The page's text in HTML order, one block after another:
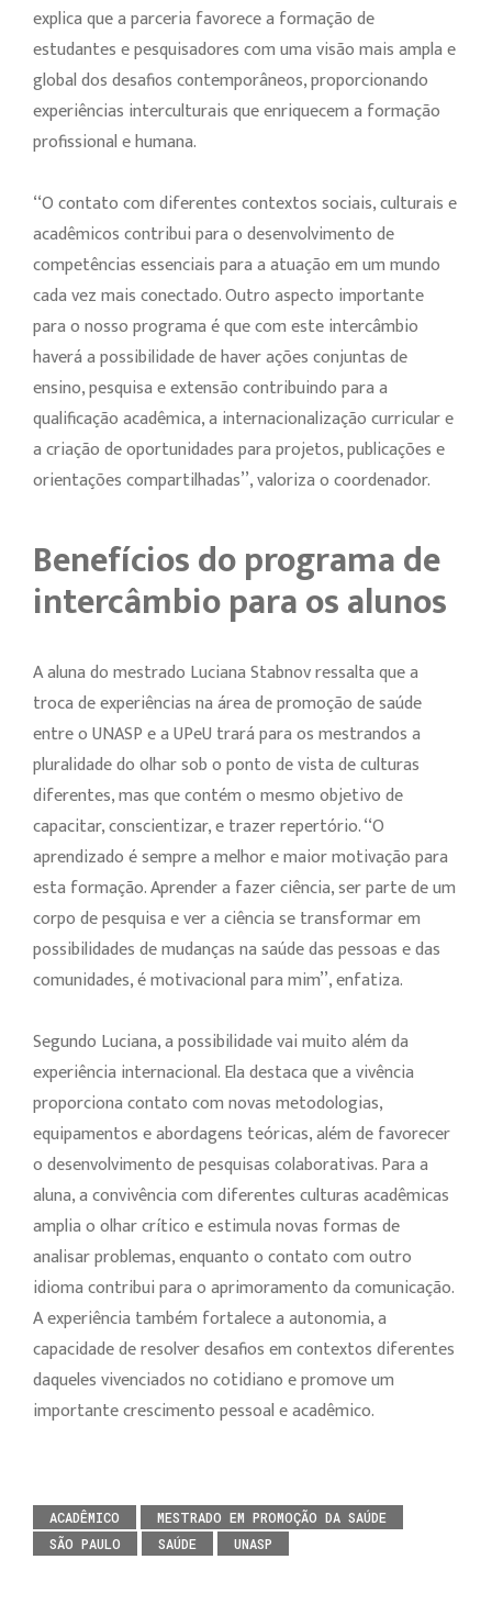
explica que a parceria favorece a formação de
estudantes e pesquisadores com uma visão mais ampla e
global dos desafios contemporâneos, proporcionando
experiências interculturais que enriquecem a formação
profissional e humana.
‘‘O contato com diferentes contextos sociais, culturais e
acadêmicos contribui para o desenvolvimento de
competências essenciais para a atuação em um mundo
cada vez mais conectado. Outro aspecto importante
para o nosso programa é que com este intercâmbio
haverá a possibilidade de haver ações conjuntas de
ensino, pesquisa e extensão contribuindo para a
qualificação acadêmica, a internacionalização curricular e
a criação de oportunidades para projetos, publicações e
orientações compartilhadas’’, valoriza o coordenador.
Benefícios do programa de
intercâmbio para os alunos
A aluna do mestrado Luciana Stabnov ressalta que a
troca de experiências na área de promoção de saúde
entre o UNASP e a UPeU trará para os mestrandos a
pluralidade do olhar sob o ponto de vista de culturas
diferentes, mas que contém o mesmo objetivo de
capacitar, conscientizar, e trazer repertório. ‘‘O
aprendizado é sempre a melhor e maior motivação para
esta formação. Aprender a fazer ciência, ser parte de um
corpo de pesquisa e ver a ciência se transformar em
possibilidades de mudanças na saúde das pessoas e das
comunidades, é motivacional para mim’’, enfatiza.
Segundo Luciana, a possibilidade vai muito além da
experiência internacional. Ela destaca que a vivência
proporciona contato com novas metodologias,
equipamentos e abordagens teóricas, além de favorecer
o desenvolvimento de pesquisas colaborativas. Para a
aluna, a convivência com diferentes culturas acadêmicas
amplia o olhar crítico e estimula novas formas de
analisar problemas, enquanto o contato com outro
idioma contribui para o aprimoramento da comunicação.
A experiência também fortalece a autonomia, a
capacidade de resolver desafios em contextos diferentes
daqueles vivenciados no cotidiano e promove um
importante crescimento pessoal e acadêmico.
ACADÊMICO
MESTRADO EM PROMOÇÃO DA SAÚDE
SÃO PAULO
SAÚDE UNASP